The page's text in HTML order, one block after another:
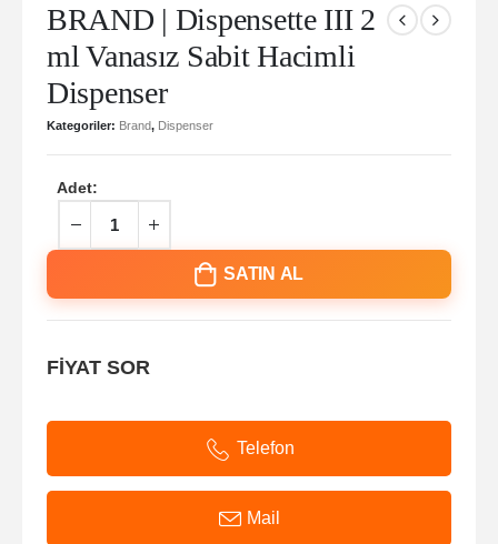
BRAND | Dispensette III 2
ml Vanasız Sabit Hacimli
Dispenser
Kategoriler: Brand, Dispenser
Adet:
SATIN AL
FİYAT SOR
Telefon
Mail